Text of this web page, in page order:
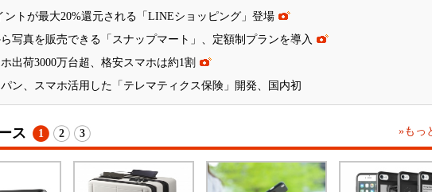
ントが最大20%還元される「LINEショッピング」登場
写真を販売できる「スナップマート」、定額制プランを導入
出荷3000万台超、格安スマホは約1割
ン、スマホ活用した「テレマティクス保険」開発、国内初
ス »もっ
1 2 3